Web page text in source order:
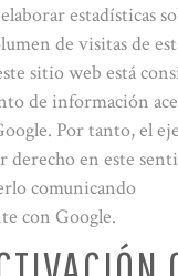
estadísticas
de visitas de
sitio web está
de información
Por tanto, el
derecho en este
comunicando
con Google.